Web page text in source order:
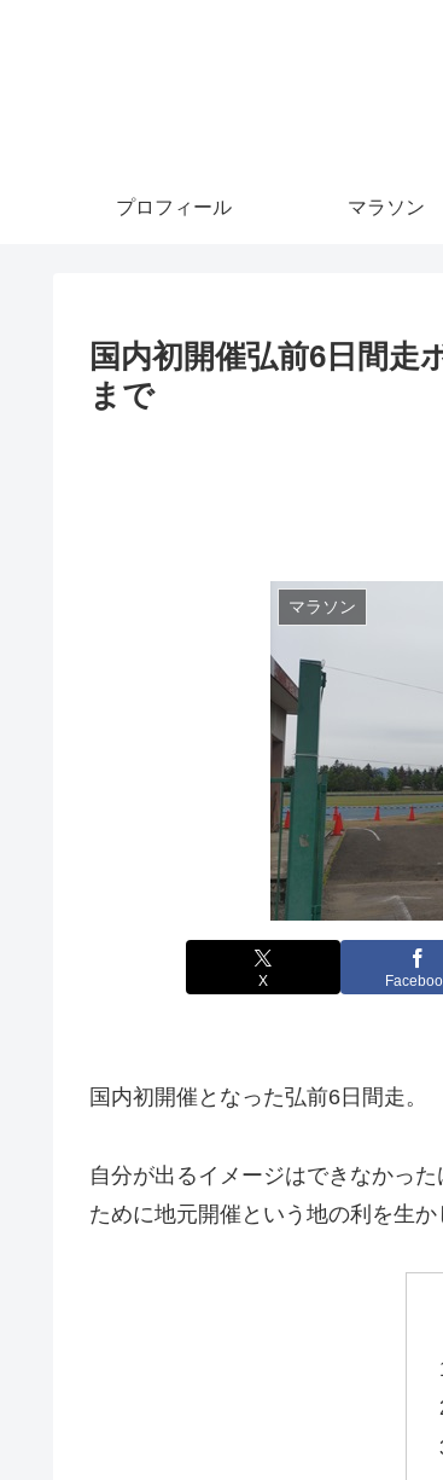
プロフィール マラソン
国内初開催弘前6日間走
まで
マラソン
X
国内初開催となった弘前6日間走。
自分が出るイメージはできなかっ
ために地元開催という地の利を生か